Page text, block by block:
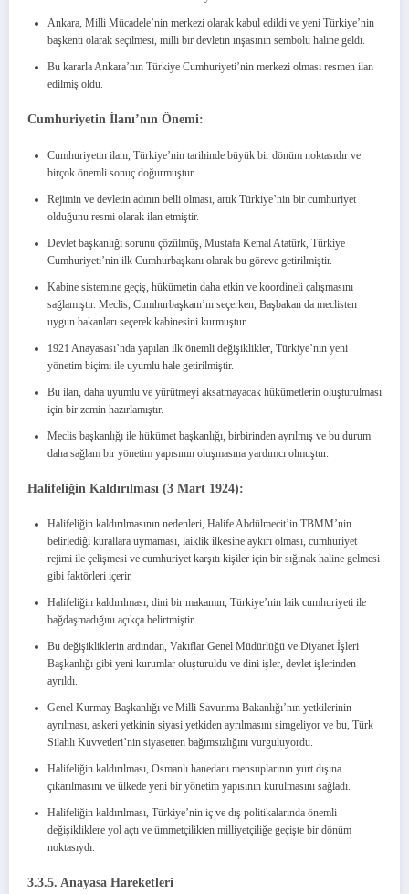
Ankara, Milli Mücadele’nin merkezi olarak kabul edildi ve yeni Türkiye’nin
başkenti olarak seçilmesi, milli bir devletin inşasının sembolü haline geldi.
Bu kararla Ankara’nın Türkiye Cumhuriyeti’nin merkezi olması resmen ilan
edilmiş oldu.
Cumhuriyetin İlanı’nın Önemi:
Cumhuriyetin ilanı, Türkiye’nin tarihinde büyük bir dönüm noktasıdır ve
birçok önemli sonuç doğurmuştur.
Rejimin ve devletin adının belli olması, artık Türkiye’nin bir cumhuriyet
olduğunu resmi olarak ilan etmiştir.
Devlet başkanlığı sorunu çözülmüş, Mustafa Kemal Atatürk, Türkiye
Cumhuriyeti’nin ilk Cumhurbaşkanı olarak bu göreve getirilmiştir.
Kabine sistemine geçiş, hükümetin daha etkin ve koordineli çalışmasını
sağlamıştır. Meclis, Cumhurbaşkanı’nı seçerken, Başbakan da meclisten
uygun bakanları seçerek kabinesini kurmuştur.
1921 Anayasası’nda yapılan ilk önemli değişiklikler, Türkiye’nin yeni
yönetim biçimi ile uyumlu hale getirilmiştir.
Bu ilan, daha uyumlu ve yürütmeyi aksatmayacak hükümetlerin oluşturulması
için bir zemin hazırlamıştır.
Meclis başkanlığı ile hükümet başkanlığı, birbirinden ayrılmış ve bu durum
daha sağlam bir yönetim yapısının oluşmasına yardımcı olmuştur.
Halifeliğin Kaldırılması (3 Mart 1924):
Halifeliğin kaldırılmasının nedenleri, Halife Abdülmecit’in TBMM’nin
belirlediği kurallara uymaması, laiklik ilkesine aykırı olması, cumhuriyet
rejimi ile çelişmesi ve cumhuriyet karşıtı kişiler için bir sığınak haline gelmesi
gibi faktörleri içerir.
Halifeliğin kaldırılması, dini bir makamın, Türkiye’nin laik cumhuriyeti ile
bağdaşmadığını açıkça belirtmiştir.
Bu değişikliklerin ardından, Vakıflar Genel Müdürlüğü ve Diyanet İşleri
Başkanlığı gibi yeni kurumlar oluşturuldu ve dini işler, devlet işlerinden
ayrıldı.
Genel Kurmay Başkanlığı ve Milli Savunma Bakanlığı’nın yetkilerinin
ayrılması, askeri yetkinin siyasi yetkiden ayrılmasını simgeliyor ve bu, Türk
Silahlı Kuvvetleri’nin siyasetten bağımsızlığını vurguluyordu.
Halifeliğin kaldırılması, Osmanlı hanedanı mensuplarının yurt dışına
çıkarılmasını ve ülkede yeni bir yönetim yapısının kurulmasını sağladı.
Halifeliğin kaldırılması, Türkiye’nin iç ve dış politikalarında önemli
değişikliklere yol açtı ve ümmetçilikten milliyetçiliğe geçişte bir dönüm
noktasıydı.
3.3.5. Anayasa Hareketleri